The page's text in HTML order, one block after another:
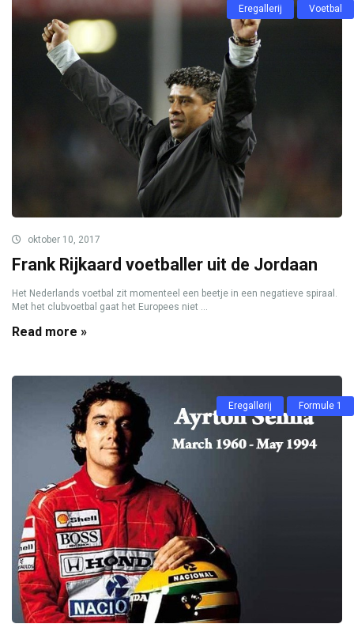
Eregallerij Voetbal
oktober 10, 2017
Frank Rijkaard voetballer uit de Jordaan
Het Nederlands voetbal zit momenteel een beetje in een negatieve spiraal.
Met het clubvoetbal gaat het Europees niet ...
Read more »
Eregallerij Formule 1